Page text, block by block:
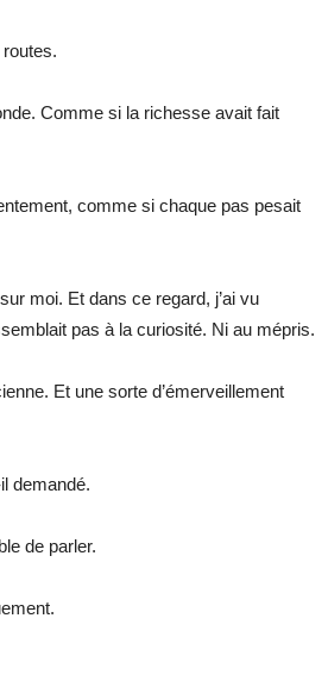
Comme si la richesse avait fait
comme si chaque pas pesait
moi. Et dans ce regard, j’ai vu
pas à la curiosité. Ni au mépris.
Et une sorte d’émerveillement
demandé.
de parler.